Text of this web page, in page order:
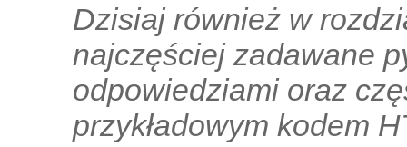
Dzisiaj również w
najczęściej zadawane
odpowiedziami oraz
przykładowym kodem